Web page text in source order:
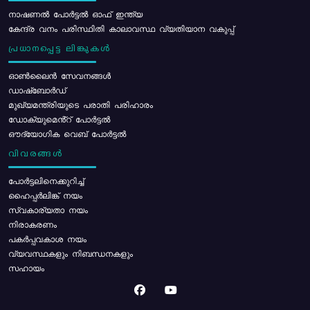
നാഷണൽ പോർട്ടൽ ഓഫ് ഇന്ത്യ
കേന്ദ്ര വനം പരിസ്ഥിതി കാലാവസ്ഥ വ്യതിയാന വകുപ്പ്
പ്രധാനപ്പെട്ട ലിങ്കുകൾ
ഓൺലൈൻ സേവനങ്ങൾ
ഡാഷ്ബോർഡ്
മുഖ്യമന്ത്രിയുടെ പരാതി പരിഹാരം
ഡോക്യുമെൻ്റ് പോർട്ടൽ
ഔദ്യോഗിക വെബ് പോർട്ടൽ
വിവരങ്ങൾ
പോര്‍ട്ടലിനെക്കുറിച്ച്
ഹൈപ്പർലിങ്ക് നയം
സ്വകാര്യതാ നയം
നിരാകരണം
പകർപ്പവകാശ നയം
വ്യവസ്ഥകളും നിബന്ധനകളും
സഹായം